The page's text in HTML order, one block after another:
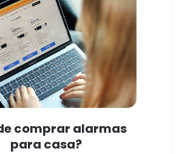
comprar alarmas
para casa?